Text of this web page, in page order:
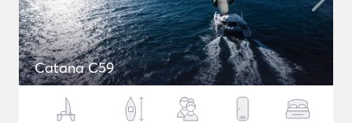
Catana C59